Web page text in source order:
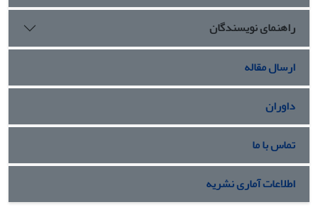
راهنمای نویسندگان
ارسال مقاله
داوران
تماس با ما
اطلاعات آماری نشریه